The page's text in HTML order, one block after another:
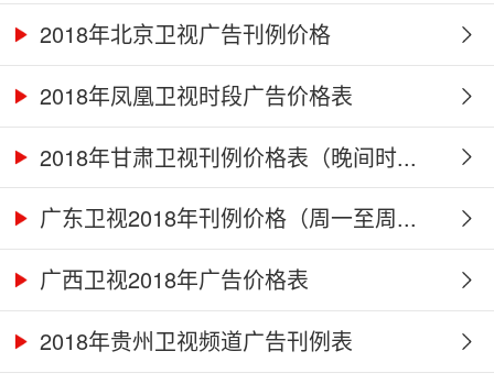
2018年北京卫视广告刊例价格
2018年凤凰卫视时段广告价格表
2018年甘肃卫视刊例价格表（晚间时...
广东卫视2018年刊例价格（周一至周...
广西卫视2018年广告价格表
2018年贵州卫视频道广告刊例表